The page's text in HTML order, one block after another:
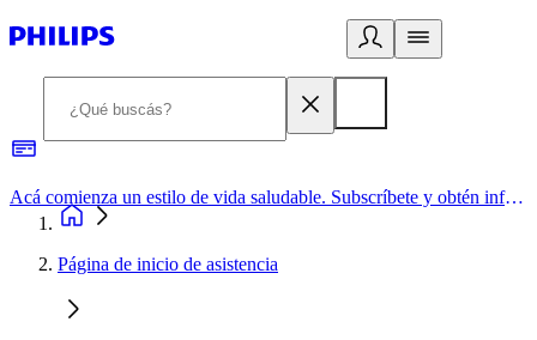
Acá comienza un estilo de vida saludable. Subscríbete y obtén información de primera mano
Página de inicio de asistencia